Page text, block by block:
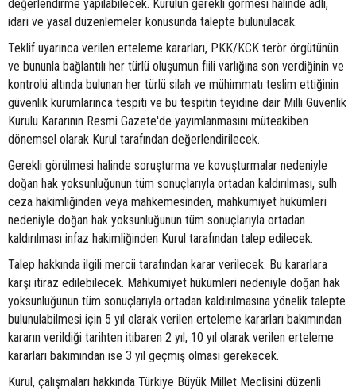
değerlendirme yapılabilecek. Kurulun gerekli görmesi halinde adli,
idari ve yasal düzenlemeler konusunda talepte bulunulacak.
Teklif uyarınca verilen erteleme kararları, PKK/KCK terör örgütünün
ve bununla bağlantılı her türlü oluşumun fiili varlığına son verdiğinin ve
kontrolü altında bulunan her türlü silah ve mühimmatı teslim ettiğinin
güvenlik kurumlarınca tespiti ve bu tespitin teyidine dair Milli Güvenlik
Kurulu Kararının Resmi Gazete'de yayımlanmasını müteakiben
dönemsel olarak Kurul tarafından değerlendirilecek.
Gerekli görülmesi halinde soruşturma ve kovuşturmalar nedeniyle
doğan hak yoksunluğunun tüm sonuçlarıyla ortadan kaldırılması, sulh
ceza hakimliğinden veya mahkemesinden, mahkumiyet hükümleri
nedeniyle doğan hak yoksunluğunun tüm sonuçlarıyla ortadan
kaldırılması infaz hakimliğinden Kurul tarafından talep edilecek.
Talep hakkında ilgili mercii tarafından karar verilecek. Bu kararlara
karşı itiraz edilebilecek. Mahkumiyet hükümleri nedeniyle doğan hak
yoksunluğunun tüm sonuçlarıyla ortadan kaldırılmasına yönelik talepte
bulunulabilmesi için 5 yıl olarak verilen erteleme kararları bakımından
kararın verildiği tarihten itibaren 2 yıl, 10 yıl olarak verilen erteleme
kararları bakımından ise 3 yıl geçmiş olması gerekecek.
Kurul, çalışmaları hakkında Türkiye Büyük Millet Meclisini düzenli